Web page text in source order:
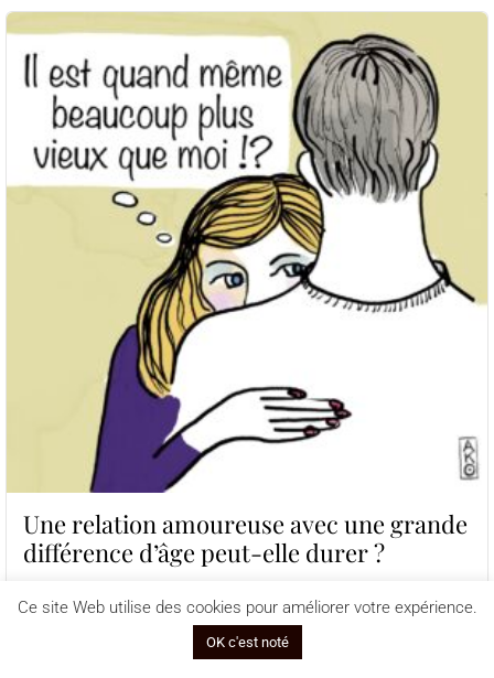
Une relation amoureuse avec une grande
différence d’âge peut-elle durer ?
souvent débattu et parfois perçu comme tabou. Pourtant, ce
phénomène est de plus en plus...
Ce site Web utilise des cookies pour améliorer votre expérience.
OK c'est noté